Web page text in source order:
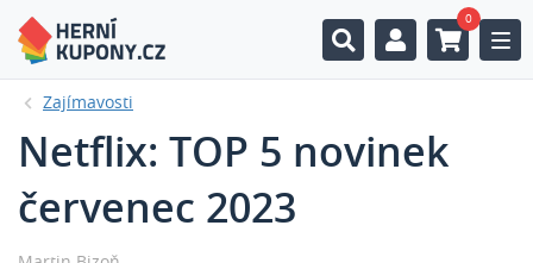
0
Zajímavosti
Netflix: TOP 5 novinek
červenec 2023